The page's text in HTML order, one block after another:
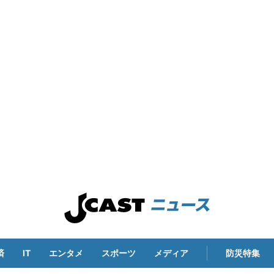
IT エンタメ スポーツ メディア 防災特集